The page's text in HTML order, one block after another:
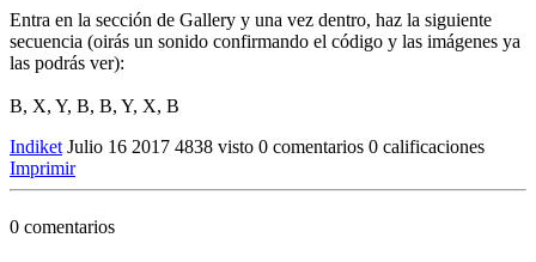
Entra en la sección de Gallery y una vez dentro, haz la siguiente
secuencia (oirás un sonido confirmando el código y las imágenes ya
las podrás ver):
B, X, Y, B, B, Y, X, B
Indiket Julio 16 2017 4838 visto 0 comentarios 0 calificaciones
Imprimir
0 comentarios